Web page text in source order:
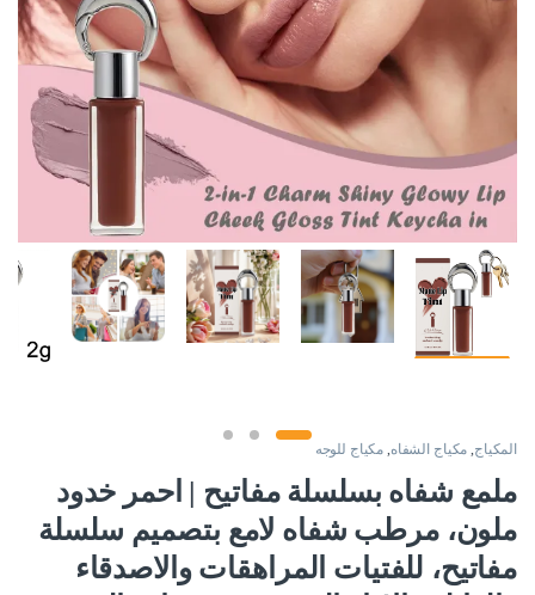
المكياج مكياج الشفاه مكياج للوجه
ملمع شفاه بسلسلة مفاتيح | احمر خدود
ملون، مرطب شفاه لامع بتصميم سلسلة
مفاتيح، للفتيات المراهقات والاصدقاء